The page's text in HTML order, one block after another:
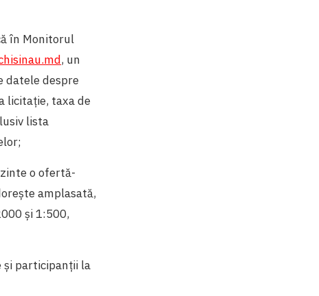
în Monitorul
, un
datele despre
licitație, taxa de
lista
o ofertă-
amplasată,
și 1:500,
și participanții la